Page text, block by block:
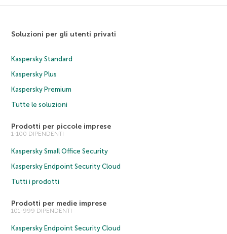
Soluzioni per gli utenti privati
Kaspersky Standard
Kaspersky Plus
Kaspersky Premium
Tutte le soluzioni
Prodotti per piccole imprese
1-100 DIPENDENTI
Kaspersky Small Office Security
Kaspersky Endpoint Security Cloud
Tutti i prodotti
Prodotti per medie imprese
101-999 DIPENDENTI
Kaspersky Endpoint Security Cloud